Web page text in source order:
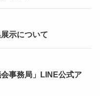
示について
事務局」LINE公式ア